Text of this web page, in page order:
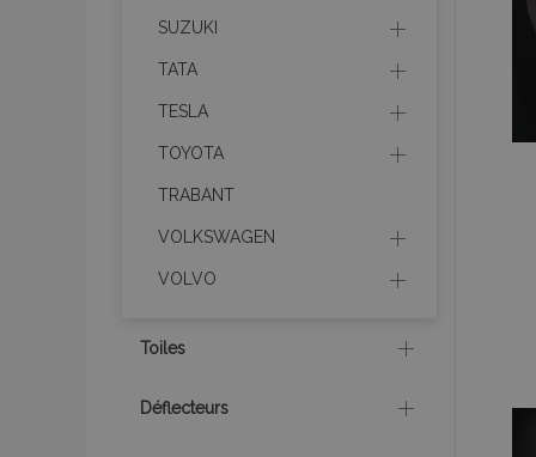
SUZUKI
TATA
TESLA
TOYOTA
TRABANT
VOLKSWAGEN
VOLVO
Toiles
Déflecteurs